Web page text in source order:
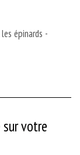
épinards -
votre